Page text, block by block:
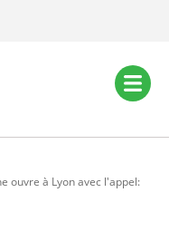
ouvre à Lyon avec l'appel: